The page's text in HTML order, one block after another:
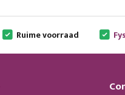
Ruime voorraad